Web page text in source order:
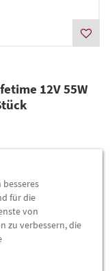
12V 55W
besseres
für die
von
zu verbessern, die